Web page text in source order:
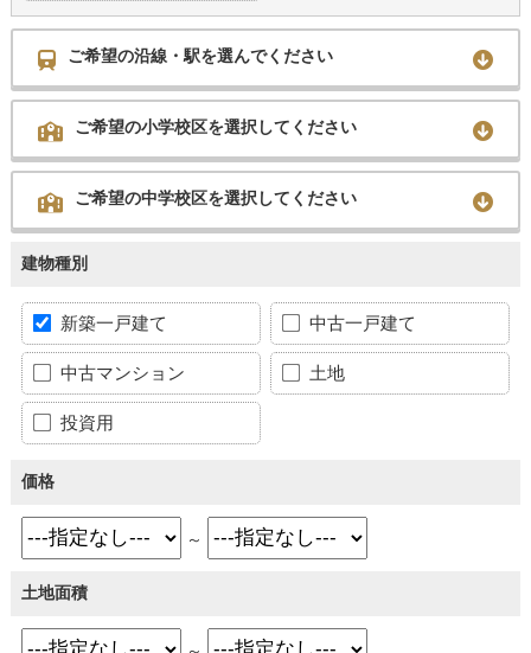
ご希望の沿線・駅を選んでください
ご希望の小学校区を選択してください
ご希望の中学校区を選択してください
建物種別
新築一戸建て 中古一戸建て
中古マンション 土地
投資用
価格
～
土地面積